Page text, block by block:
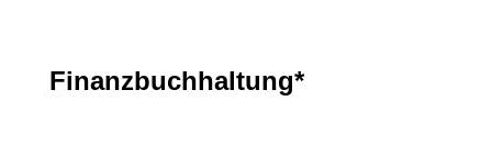
Finanzbuchhaltung*